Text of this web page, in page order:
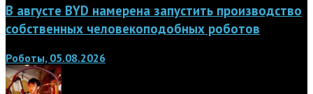
В августе BYD намерена запустить производство
собственных человекоподобных роботов
Роботы, 05.08.2026